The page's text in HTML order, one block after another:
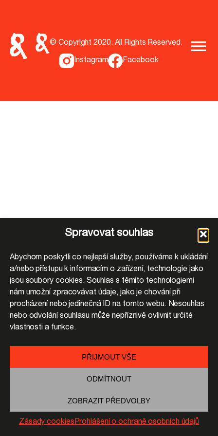
Spravovat souhlas
Abychom poskytli co nejlepší služby, používáme k ukládání
a/nebo přístupu k informacím o zařízení, technologie jako
jsou soubory cookies. Souhlas s těmito technologiemi
nám umožní zpracovávat údaje, jako je chování při
procházení nebo jedinečná ID na tomto webu. Nesouhlas
nebo odvolání souhlasu může nepříznivě ovlivnit určité
vlastnosti a funkce.
PŘIJMOUT VŠE
ODMÍTNOUT
ZOBRAZIT PŘEDVOLBY
Zásady cookiesProhlášení o ochraně osobních údajů
© Copyright 2020. All Rights Reserved.
Instagram Facebook